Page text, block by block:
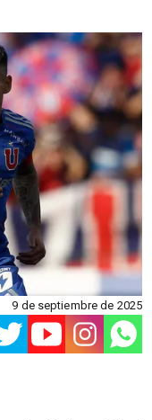
9 de septiembre de 2025